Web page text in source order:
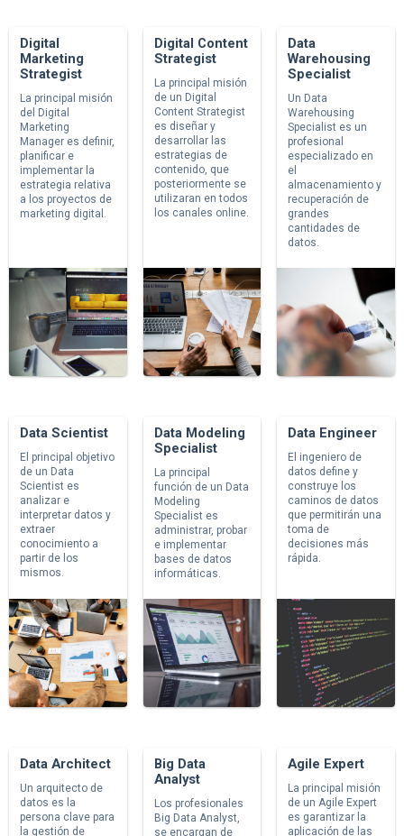
Digital
Marketing
Strategist
La principal misión
del Digital
Marketing
Manager es definir,
planificar e
implementar la
estrategia relativa
a los proyectos de
marketing digital.
Digital Content
Strategist
La principal misión
de un Digital
Content Strategist
es diseñar y
desarrollar las
estrategias de
contenido, que
posteriormente se
utilizaran en todos
los canales online.
Data
Warehousing
Specialist
Un Data
Warehousing
Specialist es un
profesional
especializado en
el
almacenamiento y
recuperación de
grandes
cantidades de
datos.
Data Scientist
El principal objetivo
de un Data
Scientist es
analizar e
interpretar datos y
extraer
conocimiento a
partir de los
mismos.
Data Modeling
Specialist
La principal
función de un Data
Modeling
Specialist es
administrar, probar
e implementar
bases de datos
informáticas.
Data Engineer
El ingeniero de
datos define y
construye los
caminos de datos
que permitirán una
toma de
decisiones más
rápida.
Data Architect
Un arquitecto de
datos es la
persona clave para
la gestión de
Big Data
Analyst
Los profesionales
Big Data Analyst,
se encargan de
Agile Expert
La principal misión
de un Agile Expert
es garantizar la
aplicación de las